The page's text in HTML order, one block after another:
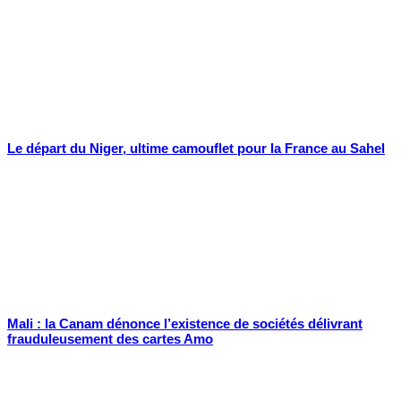
Le départ du Niger, ultime camouflet pour la France au Sahel
Mali : la Canam dénonce l’existence de sociétés délivrant
frauduleusement des cartes Amo